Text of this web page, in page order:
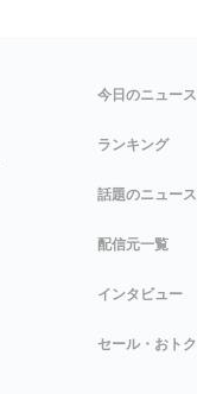
今日のニュース
ランキング
話題のニュース
配信元一覧
インタビュー
セール・おトク